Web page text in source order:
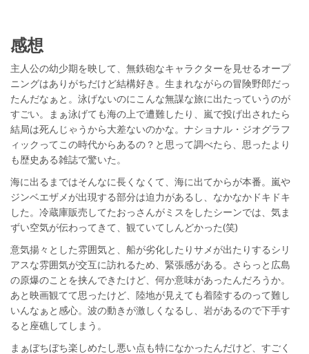
感想
主人公の幼少期を映して、無鉄砲なキャラクターを見せるオープ
ニングはありがちだけど結構好き。生まれながらの冒険野郎だっ
たんだなぁと。泳げないのにこんな無謀な旅に出たっていうのが
すごい。まぁ泳げても海の上で遭難したり、嵐で投げ出されたら
結局は死んじゃうから大差ないのかな。ナショナル・ジオグラフ
ィックってこの時代からあるの？と思って調べたら、思ったより
も歴史ある雑誌で驚いた。
海に出るまではそんなに長くなくて、海に出てからが本番。嵐や
ジンベエザメが出現する部分は迫力があるし、なかなかドキドキ
した。冷蔵庫販売してたおっさんがミスをしたシーンでは、気ま
ずい空気が伝わってきて、観ていてしんどかった(笑)
意気揚々とした雰囲気と、船が劣化したりサメが出たりするシリ
アスな雰囲気が交互に訪れるため、緊張感がある。さらっと広島
の原爆のことを挟んできたけど、何か意味があったんだろうか。
あと映画観てて思ったけど、陸地が見えても着陸するのって難し
いんなぁと感心。波の動きが激しくなるし、岩があるので下手す
ると座礁してしまう。
まぁぼちぼち楽しめたし悪い点も特になかったんだけど、すごく